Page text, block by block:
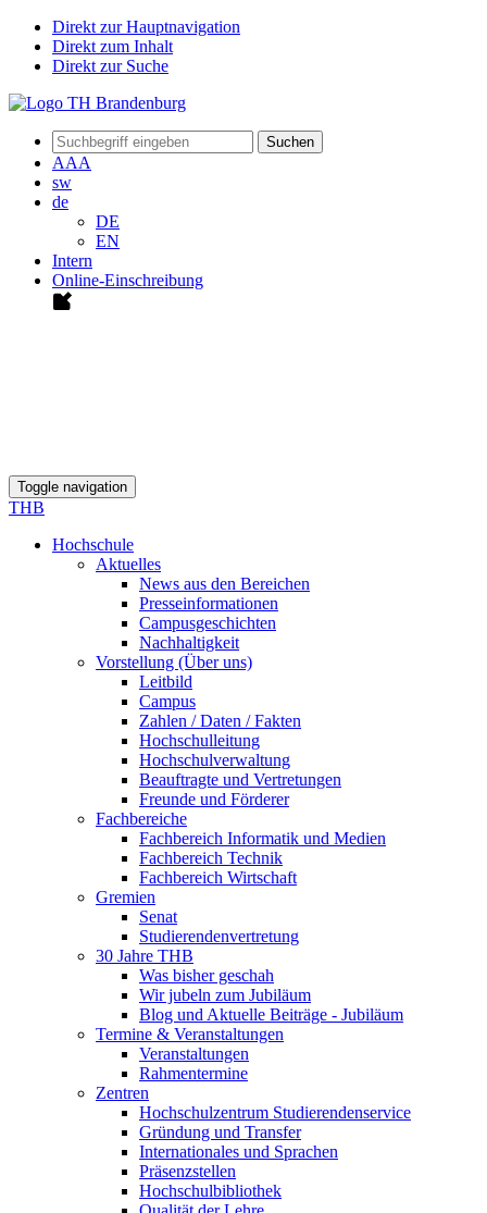
Direkt zur Hauptnavigation
Direkt zum Inhalt
Direkt zur Suche
Suchen
AAA
sw
de
DE
EN
Intern
Online-Einschreibung
Toggle navigation
THB
Hochschule
Aktuelles
News aus den Bereichen
Presseinformationen
Campusgeschichten
Nachhaltigkeit
Vorstellung (Über uns)
Leitbild
Campus
Zahlen / Daten / Fakten
Hochschulleitung
Hochschulverwaltung
Beauftragte und Vertretungen
Freunde und Förderer
Fachbereiche
Fachbereich Informatik und Medien
Fachbereich Technik
Fachbereich Wirtschaft
Gremien
Senat
Studierendenvertretung
30 Jahre THB
Was bisher geschah
Wir jubeln zum Jubiläum
Blog und Aktuelle Beiträge - Jubiläum
Termine & Veranstaltungen
Veranstaltungen
Rahmentermine
Zentren
Hochschulzentrum Studierendenservice
Gründung und Transfer
Internationales und Sprachen
Präsenzstellen
Hochschulbibliothek